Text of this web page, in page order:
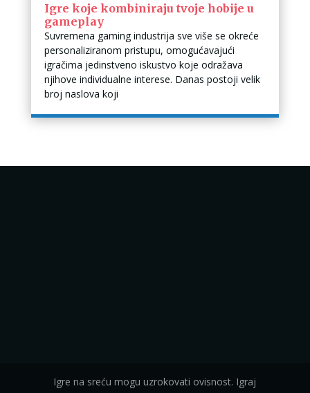
Igre koje kombiniraju tvoje hobije u
gameplay
Suvremena gaming industrija sve više se okreće
personaliziranom pristupu, omogućavajući
igračima jedinstveno iskustvo koje odražava
njihove individualne interese. Danas postoji velik
broj naslova koji
Igre na sreću mogu uzrokovati ovisnost. Igraj